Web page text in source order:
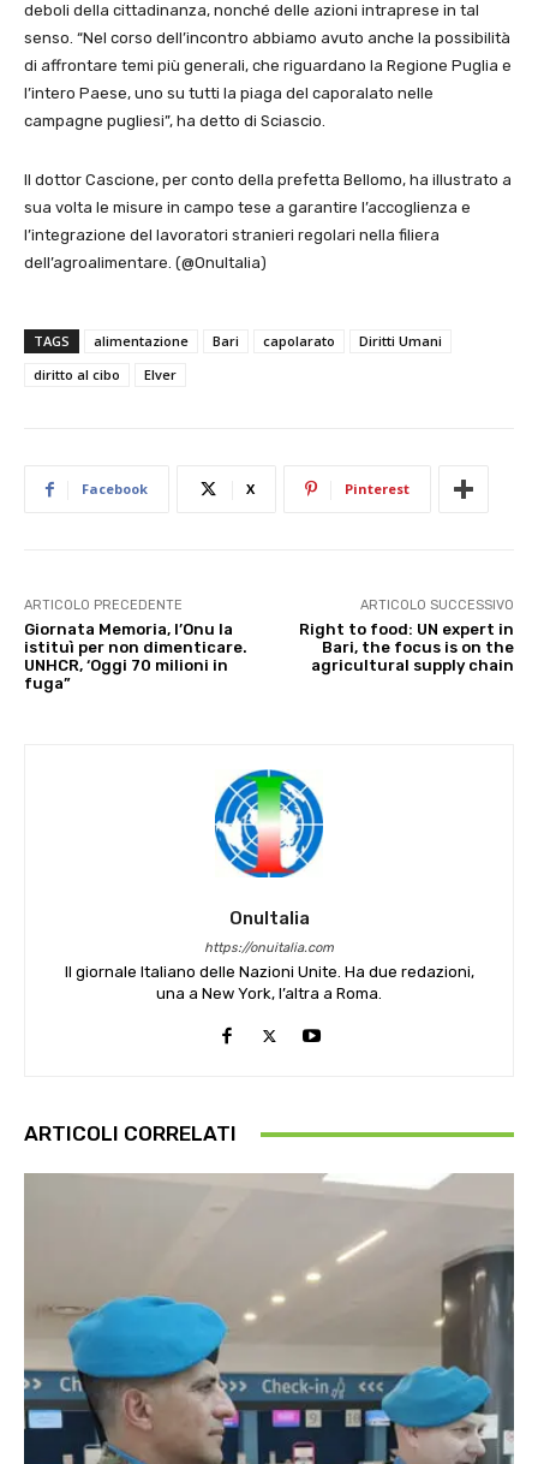
deboli della cittadinanza, nonché delle azioni intraprese in tal
senso. “Nel corso dell’incontro abbiamo avuto anche la possibilità
di affrontare temi più generali, che riguardano la Regione Puglia e
l’intero Paese, uno su tutti la piaga del caporalato nelle
campagne pugliesi”, ha detto di Sciascio.
Il dottor Cascione, per conto della prefetta Bellomo, ha illustrato a
sua volta le misure in campo tese a garantire l’accoglienza e
l’integrazione del lavoratori stranieri regolari nella filiera
dell’agroalimentare. (@OnuItalia)
TAGS alimentazione Bari capolarato
Diritti Umani
diritto al cibo
Elver
Facebook X Pinterest
ARTICOLO PRECEDENTE
Giornata Memoria, l’Onu la
istituì per non dimenticare.
UNHCR, ‘Oggi 70 milioni in
fuga”
ARTICOLO SUCCESSIVO
Right to food: UN expert in
Bari, the focus is on the
agricultural supply chain
OnuItalia
https://onuitalia.com
Il giornale Italiano delle Nazioni Unite. Ha due redazioni,
una a New York, l’altra a Roma.
ARTICOLI CORRELATI